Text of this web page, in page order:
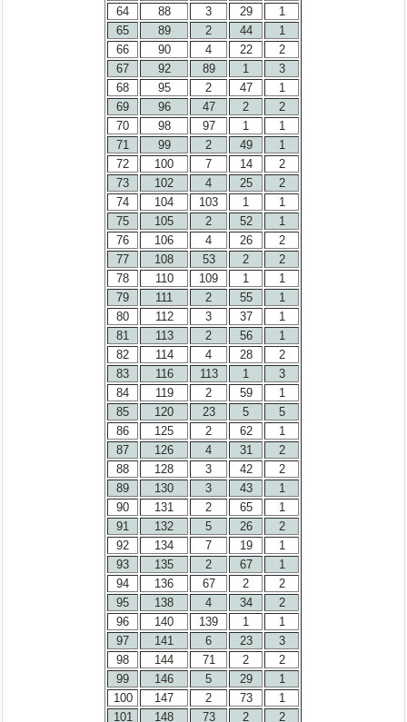
64
88 3 29
1
65
89 2 44
1
66
90 4 22
2
67
92 89 1
3
68
95 2 47
1
69
96 47 2
2
70
98 97 1
1
71
99 2 49
1
72
100 7 14
2
73
102 4 25
2
74
104 103 1
1
75
105 2 52
1
76
106 4 26
2
77
108 53 2
2
78
110 109 1
1
79
111 2 55
1
80
112 3 37
1
81
113 2 56
1
82
114 4 28
2
83
116 113 1
3
84
119 2 59
1
85
120 23 5
5
86
125 2 62
1
87
126 4 31
2
88
128 3 42
2
89
130 3 43
1
90
131 2 65
1
91
132 5 26
2
92
134 7 19
1
93
135 2 67
1
94
136 67 2
2
95
138 4 34
2
96
140 139 1
1
97
141 6 23
3
98
144 71 2
2
99
146 5 29
1
100
147 2 73
1
101
148 73 2 2